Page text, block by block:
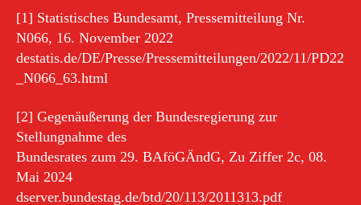
[1] Statistisches Bundesamt, Pressemitteilung Nr.
N066, 16. November 2022
destatis.de/DE/Presse/Pressemitteilungen/2022/11/PD22
_N066_63.html
[2] Gegenäußerung der Bundesregierung zur
Stellungnahme des
Bundesrates zum 29. BAföGÄndG, Zu Ziffer 2c, 08.
Mai 2024
dserver.bundestag.de/btd/20/113/2011313.pdf